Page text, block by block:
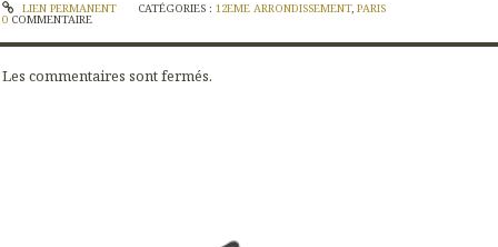
LIEN PERMANENT CATÉGORIES : 12EME ARRONDISSEMENT, PARIS
0 COMMENTAIRE
Les commentaires sont fermés.